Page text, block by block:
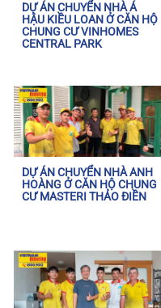
DỰ ÁN CHUYỂN NHÀ Á
HẬU KIỀU LOAN Ở CĂN HỘ
CHUNG CƯ VINHOMES
CENTRAL PARK
DỰ ÁN CHUYỂN NHÀ ANH
HOÀNG Ở CĂN HỘ CHUNG
CƯ MASTERI THẢO ĐIỀN